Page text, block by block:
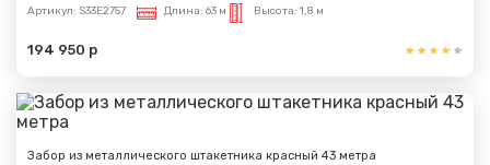
Артикул: S33E2757 Длина: 63 м Высота: 1,8 м
194 950 р
Забор из металлического штакетника красный 43 метра
Вами.